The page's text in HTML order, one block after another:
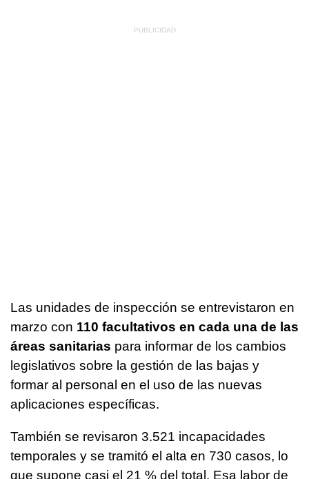
Las unidades de inspección se entrevistaron en
marzo con 110 facultativos en cada una de las
áreas sanitarias para informar de los cambios
legislativos sobre la gestión de las bajas y
formar al personal en el uso de las nuevas
aplicaciones específicas.
También se revisaron 3.521 incapacidades
temporales y se tramitó el alta en 730 casos, lo
que supone casi el 21 % del total. Esa labor de